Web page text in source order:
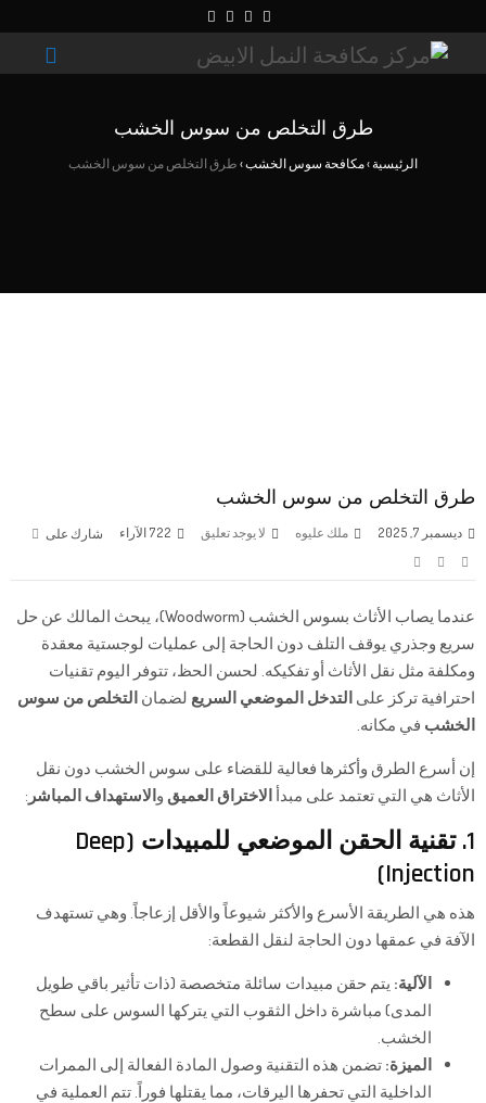
طرق التخلص من سوس الخشب
الرئيسية›مكافحة سوس الخشب› طرق التخلص من سوس الخشب
طرق التخلص من سوس الخشب
ديسمبر 7, 2025 ملك عليوه لا يوجد تعليق الآراء شارك على
عندما يصاب الأثاث بسوس الخشب
(Woodworm)، يبحث المالك عن حل
سريع وجذري يوقف التلف دون الحاجة إلى عمليات لوجستية معقدة
ومكلفة مثل نقل الأثاث أو تفكيكه. لحسن الحظ، تتوفر اليوم تقنيات
احترافية تركز على التدخل الموضعي السريع لضمان التخلص من سوس
الخشب في مكانه.
إن أسرع الطرق وأكثرها فعالية للقضاء على سوس الخشب دون نقل
الأثاث هي التي تعتمد على مبدأ الاختراق العميق والاستهداف المباشر :
1. تقنية الحقن الموضعي للمبيدات (Deep
Injection)
هذه هي الطريقة الأسرع والأكثر شيوعاً والأقل إزعاجاً. وهي تستهدف
الآفة في عمقها دون الحاجة لنقل القطعة:
الآلية: يتم حقن مبيدات سائلة متخصصة (ذات تأثير باقي طويل
المدى) مباشرة داخل الثقوب التي يتركها السوس على سطح
الخشب.
الميزة: تضمن هذه التقنية وصول المادة الفعالة إلى الممرات
الداخلية التي تحفرها اليرقات، مما يقتلها فوراً. تتم العملية في